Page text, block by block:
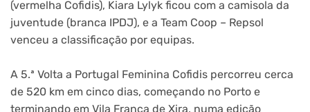
(vermelha Cofidis), Kiara Lylyk ficou com a camisola da
juventude (branca IPDJ), e a Team Coop – Repsol
venceu a classificação por equipas.
A 5.ª Volta a Portugal Feminina Cofidis percorreu cerca
de 520 km em cinco dias, começando no Porto e
terminando em Vila Franca de Xira, numa edição